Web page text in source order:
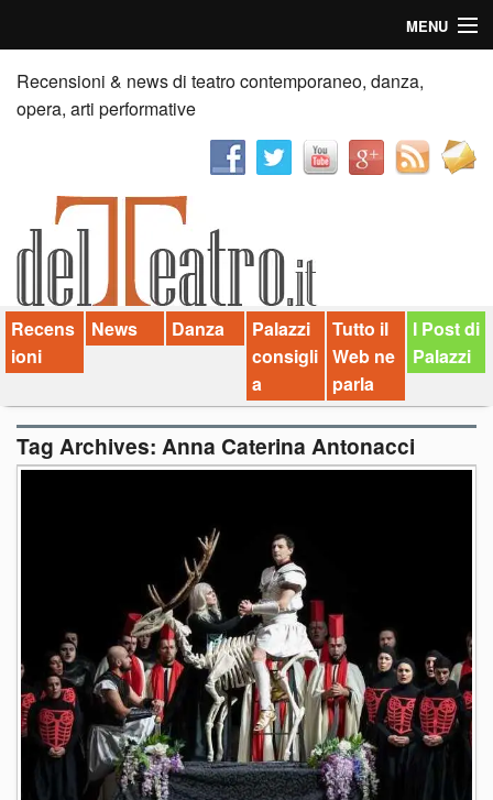
MENU
Home
Recensioni
News
Palazzi consiglia
Video
Chi siamo
Contatti
Recensioni & news di teatro contemporaneo, danza,
opera, arti performative
Recens
ioni
News Danza
Palazzi
consigli
a
Tutto il
Web ne
parla
I Post di
Palazzi
Tag Archives: Anna Caterina Antonacci